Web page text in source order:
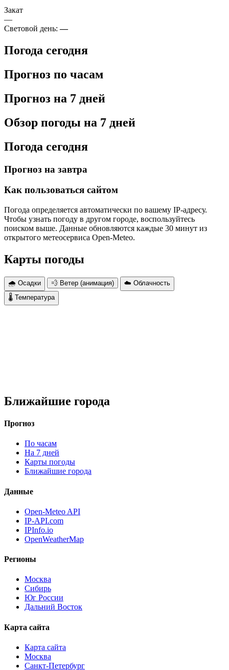
Закат
—
Световой день:—
Погода сегодня
Прогноз по часам
Прогноз на 7 дней
Обзор погоды на 7 дней
Погода сегодня
Прогноз на завтра
Как пользоваться сайтом
Погода определяется автоматически по вашему IP-адресу.
Чтобы узнать погоду в другом городе, воспользуйтесь
поиском выше. Данные обновляются каждые 30 минут из
открытого метеосервиса Open-Meteo.
Карты погоды
🌧 Осадки 💨 Ветер (анимация)
☁️ Облачность
🌡 Температура
Ближайшие города
Прогноз
По часам
На 7 дней
Карты погоды
Ближайшие города
Данные
Open-Meteo API
IP-API.com
IPInfo.io
OpenWeatherMap
Регионы
Москва
Сибирь
Юг России
Дальний Восток
Карта сайта
Карта сайта
Москва
Санкт-Петербург